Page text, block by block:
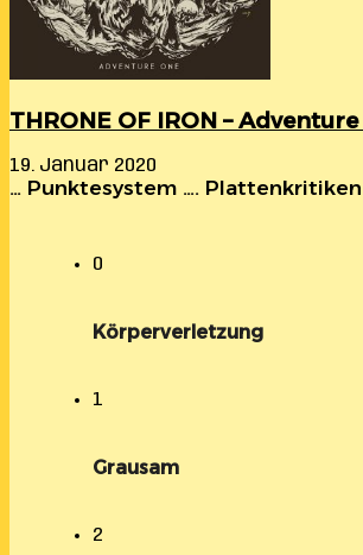
THRONE OF IRON –
19. Januar 2020
… Punktesystem ….
0
Körperverletzung
1
Grausam
2